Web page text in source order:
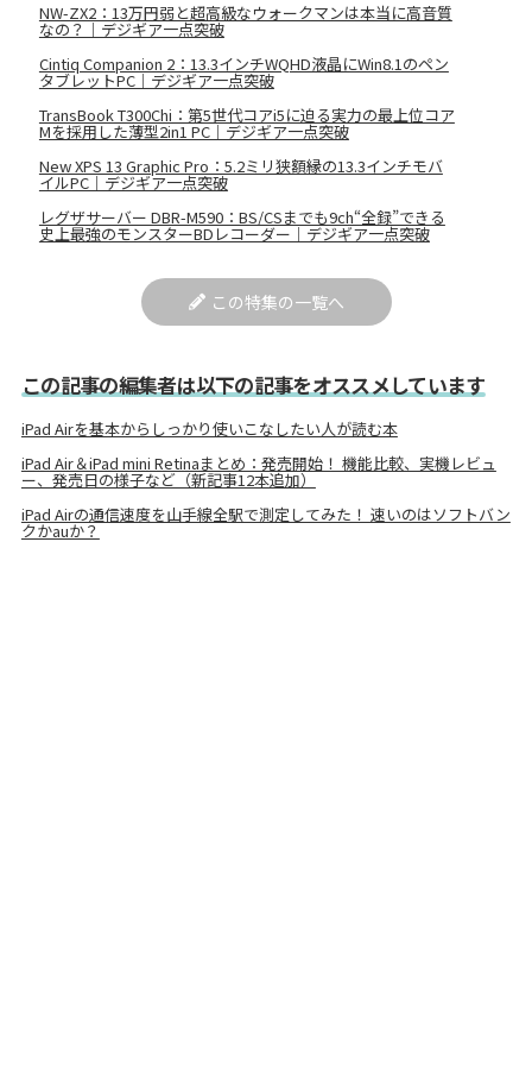
NW-ZX2：13万円弱と超高級なウォークマンは本当に高音質
なの？｜デジギア一点突破
Cintiq Companion 2：13.3インチWQHD液晶にWin8.1のペン
タブレットPC｜デジギア一点突破
TransBook T300Chi：第5世代コアi5に迫る実力の最上位コア
Mを採用した薄型2in1 PC｜デジギア一点突破
New XPS 13 Graphic Pro：5.2ミリ狭額縁の13.3インチモバ
イルPC｜デジギア一点突破
レグザサーバー DBR-M590：BS/CSまでも9ch“全録”できる
史上最強のモンスターBDレコーダー｜デジギア一点突破
この特集の一覧へ
この記事の編集者は以下の記事をオススメしています
iPad Airを基本からしっかり使いこなしたい人が読む本
iPad Air＆iPad mini Retinaまとめ：発売開始！ 機能比較、実機レビュ
ー、発売日の様子など（新記事12本追加）
iPad Airの通信速度を山手線全駅で測定してみた！ 速いのはソフトバン
クかauか？